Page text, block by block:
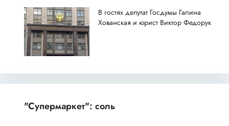
В гостях депутат Госдумы Галина
Хованская и юрист Виктор Федорук
"Супермаркет": соль